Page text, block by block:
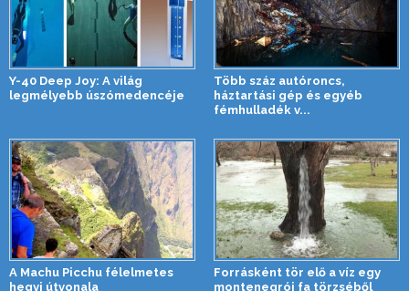
Y-40 Deep Joy: A világ
legmélyebb úszómedencéje
Több száz autóroncs,
háztartási gép és egyéb
fémhulladék v...
A Machu Picchu félelmetes
hegyi útvonala
Forrásként tör elő a víz egy
montenegrói fa törzséből